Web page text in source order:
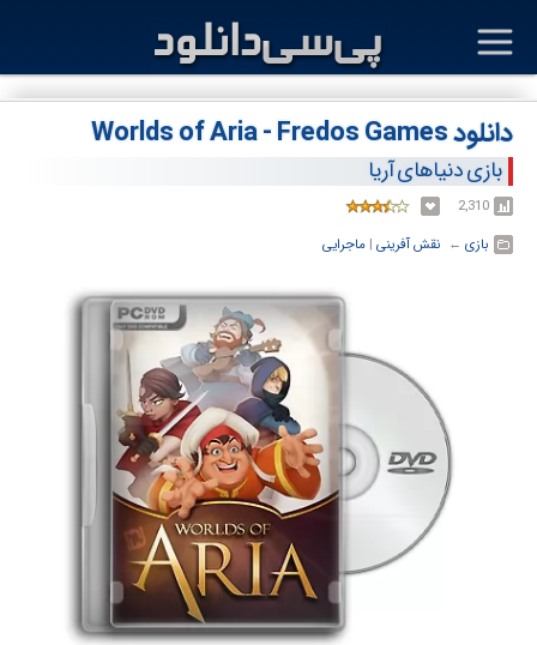
دانلود Worlds of Aria - Fredos Games
بازی دنیاهای آریا
2,310
بازی ← ‏ نقش آفرینی ‏| ماجرایی